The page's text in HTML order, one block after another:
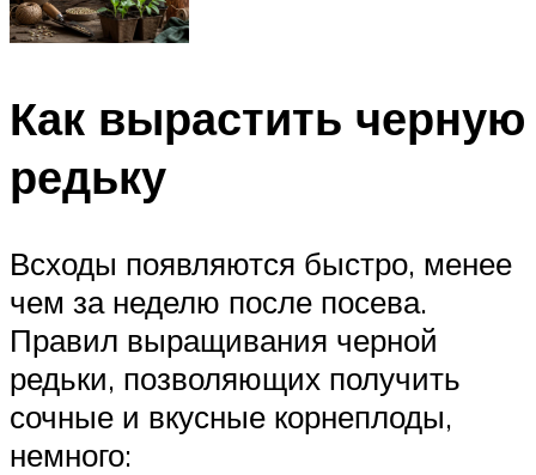
Как вырастить черную
редьку
Всходы появляются быстро, менее
чем за неделю после посева.
Правил выращивания черной
редьки, позволяющих получить
сочные и вкусные корнеплоды,
немного: